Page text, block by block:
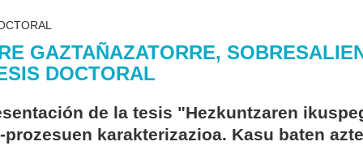
GAZTAÑAZATORRE,
DOCTORAL
de la tesis "Hezkuntzaren
prozesuen karakterizazioa. Kasu baten